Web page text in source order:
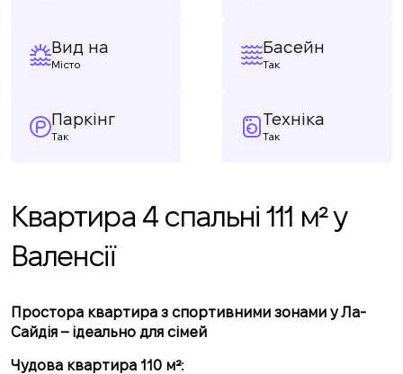
Вид на
Місто
Басейн
Так
Паркінг
Так
Техніка
Так
Квартира 4 спальні 111 м² у
Валенсії
Простора квартира з спортивними зонами у Ла-
Сайдія – ідеально для сімей
Чудова квартира 110 м²: